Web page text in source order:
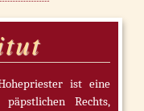
ist eine
päpstlichen Rechts,